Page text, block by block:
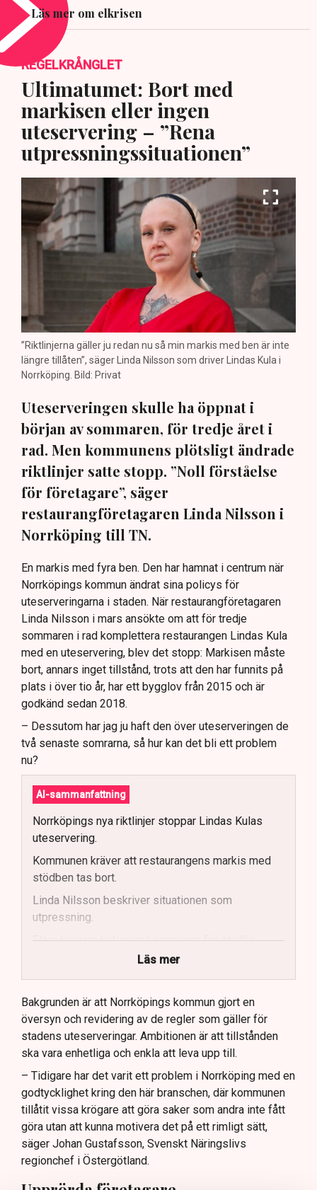
Läs mer om elkrisen
REGELKRÅNGLET
Ultimatumet: Bort med
markisen eller ingen
uteservering – ”Rena
utpressningssituationen”
”Riktlinjerna gäller ju redan nu så min markis med ben är inte
längre tillåten”, säger Linda Nilsson som driver Lindas Kula i
Norrköping. Bild: Privat
Uteserveringen skulle ha öppnat i
början av sommaren, för tredje året i
rad. Men kommunens plötsligt ändrade
riktlinjer satte stopp. ”Noll förståelse
för företagare”, säger
restaurangföretagaren Linda Nilsson i
Norrköping till TN.
En markis med fyra ben. Den har hamnat i centrum när
Norrköpings kommun ändrat sina policys för
uteserveringarna i staden. När restaurangföretagaren
Linda Nilsson i mars ansökte om att för tredje
sommaren i rad komplettera restaurangen Lindas Kula
med en uteservering, blev det stopp: Markisen måste
bort, annars inget tillstånd, trots att den har funnits på
plats i över tio år, har ett bygglov från 2015 och är
godkänd sedan 2018.
– Dessutom har jag ju haft den över uteserveringen de
två senaste somrarna, så hur kan det bli ett problem
nu?
AI-sammanfattning
Norrköpings nya riktlinjer stoppar Lindas Kulas
uteservering.
Kommunen kräver att restaurangens markis med
stödben tas bort.
Linda Nilsson beskriver situationen som
utpressning.
Flera krögare kritiserar kommunen för otydlig
Kommunen vill skapa enhetliga regler för
uteserveringar.
Lindas Kula ställer in uteserveringen för
sommaren.
Läs mer
Bakgrunden är att Norrköpings kommun gjort en
översyn och revidering av de regler som gäller för
stadens uteserveringar. Ambitionen är att tillstånden
ska vara enhetliga och enkla att leva upp till.
– Tidigare har det varit ett problem i Norrköping med en
godtycklighet kring den här branschen, där kommunen
tillåtit vissa krögare att göra saker som andra inte fått
göra utan att kunna motivera det på ett rimligt sätt,
säger Johan Gustafsson, Svenskt Näringslivs
regionchef i Östergötland.